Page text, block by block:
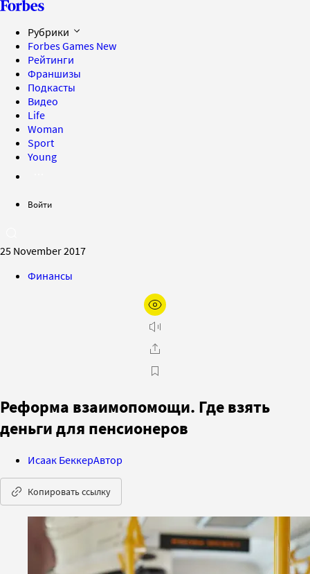
Рубрики
Forbes Games New
Рейтинги
Франшизы
Подкасты
Видео
Life
Woman
Sport
Young
Войти
25 November 2017
Финансы
Реформа взаимопомощи. Где взять
деньги для пенсионеров
Исаак БеккерАвтор
Копировать ссылку